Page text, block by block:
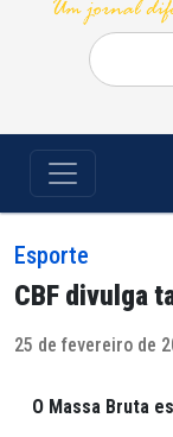
Pesquisar
por:
Esporte
CBF divulga
25 de fevereiro de
O Massa Bruta